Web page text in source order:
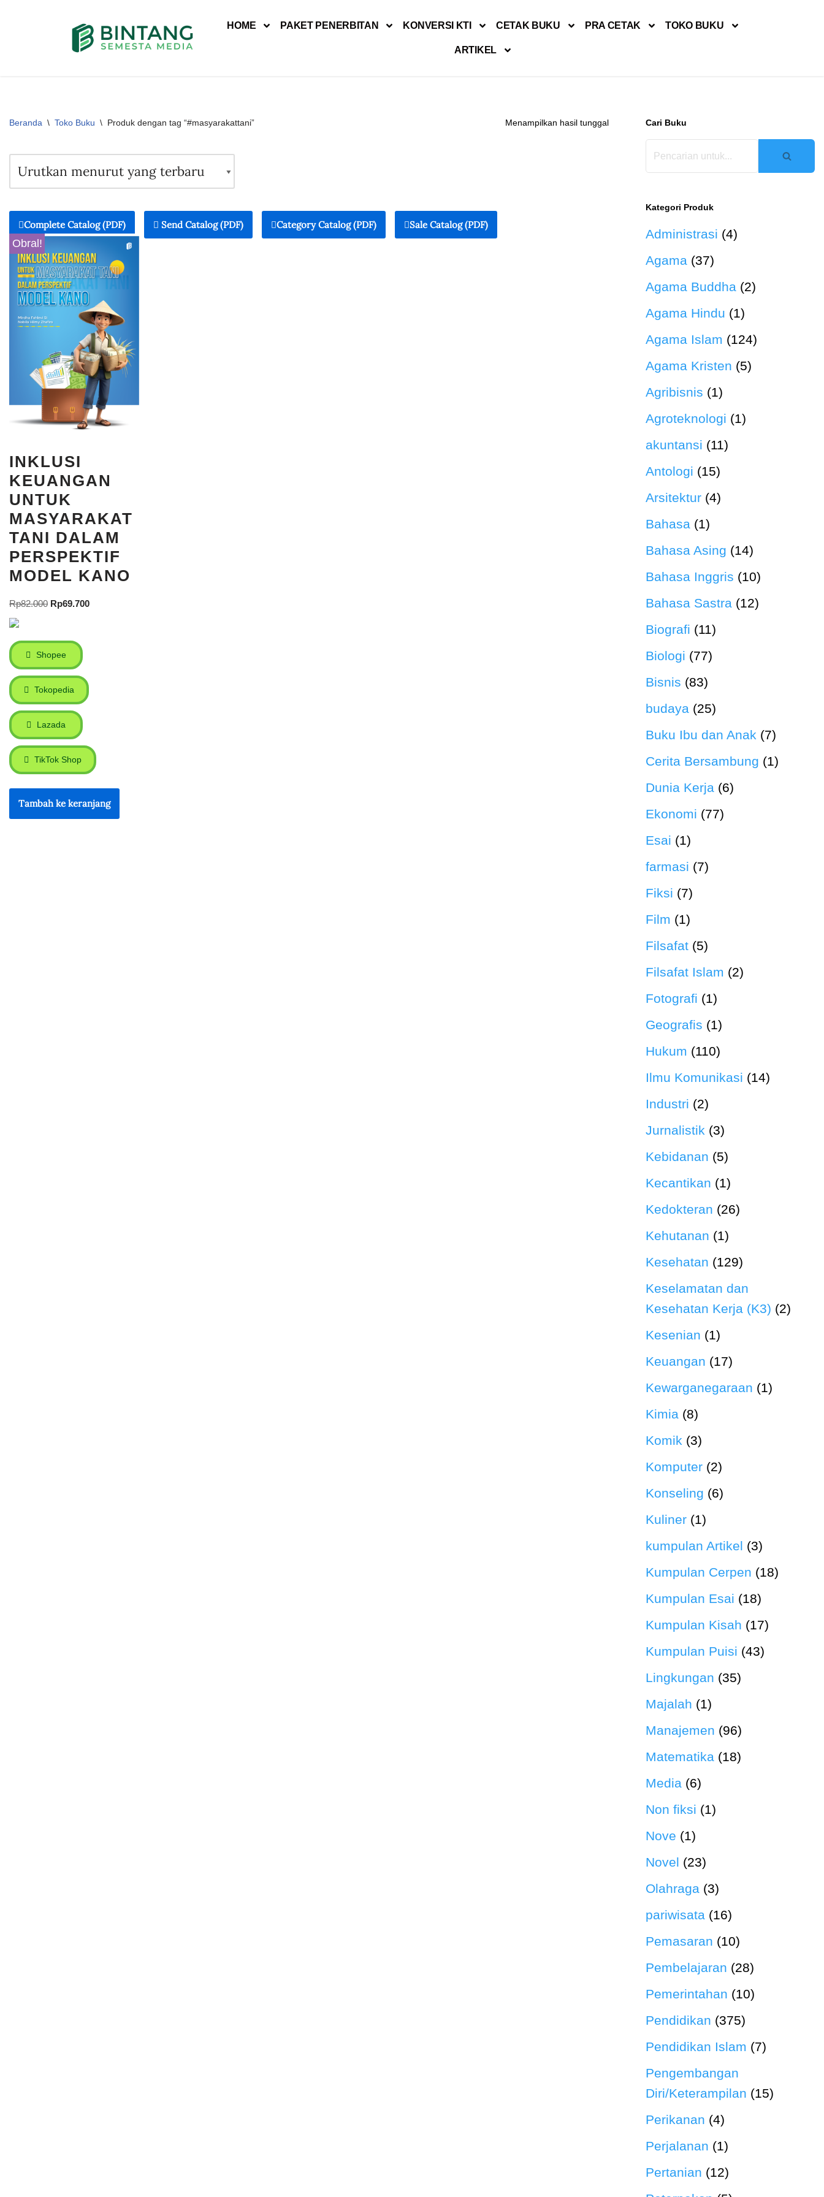
HOME PAKET PENERBITAN KONVERSI KTI CETAK BUKU PRA CETAK TOKO BUKU
ARTIKEL
Beranda \ Toko Buku \ Produk dengan tag “#masyarakattani” Menampilkan hasil tunggal
Complete Catalog (PDF) Send Catalog (PDF) Category Catalog (PDF) Sale Catalog (PDF)
Obral!
INKLUSI
KEUANGAN
UNTUK
MASYARAKAT
TANI DALAM
PERSPEKTIF
MODEL KANO
Rp82.000 Rp69.700
Shopee
Tokopedia
Lazada
TikTok Shop
Tambah ke keranjang
Cari Buku
Kategori Produk
Administrasi (4)
Agama (37)
Agama Buddha (2)
Agama Hindu (1)
Agama Islam (124)
Agama Kristen (5)
Agribisnis (1)
Agroteknologi (1)
akuntansi (11)
Antologi (15)
Arsitektur (4)
Bahasa (1)
Bahasa Asing (14)
Bahasa Inggris (10)
Bahasa Sastra (12)
Biografi (11)
Biologi (77)
Bisnis (83)
budaya (25)
Buku Ibu dan Anak (7)
Cerita Bersambung (1)
Dunia Kerja (6)
Ekonomi (77)
Esai (1)
farmasi (7)
Fiksi (7)
Film (1)
Filsafat (5)
Filsafat Islam (2)
Fotografi (1)
Geografis (1)
Hukum (110)
Ilmu Komunikasi (14)
Industri (2)
Jurnalistik (3)
Kebidanan (5)
Kecantikan (1)
Kedokteran (26)
Kehutanan (1)
Kesehatan (129)
Keselamatan dan
Kesehatan Kerja (K3) (2)
Kesenian (1)
Keuangan (17)
Kewarganegaraan (1)
Kimia (8)
Komik (3)
Komputer (2)
Konseling (6)
Kuliner (1)
kumpulan Artikel (3)
Kumpulan Cerpen (18)
Kumpulan Esai (18)
Kumpulan Kisah (17)
Kumpulan Puisi (43)
Lingkungan (35)
Majalah (1)
Manajemen (96)
Matematika (18)
Media (6)
Non fiksi (1)
Nove (1)
Novel (23)
Olahraga (3)
pariwisata (16)
Pemasaran (10)
Pembelajaran (28)
Pemerintahan (10)
Pendidikan (375)
Pendidikan Islam (7)
Pengembangan
Diri/Keterampilan (15)
Perikanan (4)
Perjalanan (1)
Pertanian (12)